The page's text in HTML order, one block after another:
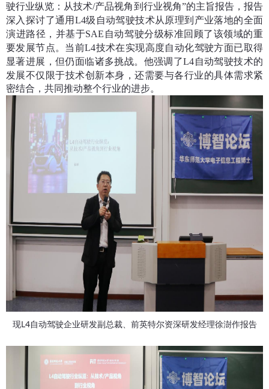
驶行业纵览：从技术/产品视角到行业视角”的主旨报告，报告
深入探讨了通用 L4级自动驾驶技术从原理到产业落地的全面
演进路径，并基于SAE 自动驾驶分级标准回顾了该领域的重
要发展节点。当前L4技术在实现高度自动化驾驶方面已取得
显著进展，但仍面临诸多挑战。他强调了L4自动驾驶技术的
发展不仅限于技术创新本身，还需要与各行业的具体需求紧
密结合，共同推动整个行业的进步。
现L4自动驾驶企业研发副总裁、前英特尔资深研发经理徐澍作报告